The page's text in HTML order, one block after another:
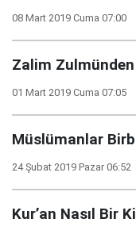
08 Mart 2019 Cuma 07:00
Zalim
01 Mart 2019 Cuma 07:05
Müslümanlar
24 Şubat 2019 Pazar 06:52
Kur’an Nasıl Bir